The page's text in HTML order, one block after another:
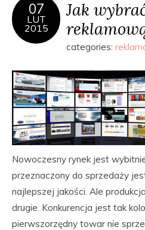
07
LUT
2015
Jak
categories:
Nowoczesny rynek jest
przeznaczony do sprzedaży
najlepszej jakości. Ale
drugie. Konkurencja jest tak
pierwszorzędny towar nie